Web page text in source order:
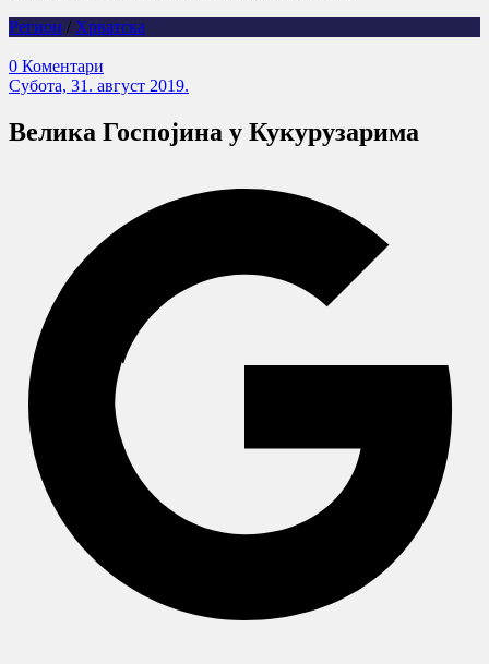
Регион / Хрватска
0 Коментари
Субота, 31. август 2019.
Велика Госпојина у Кукурузарима